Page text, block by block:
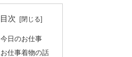
目次
今日のお仕事
お仕事着物の話